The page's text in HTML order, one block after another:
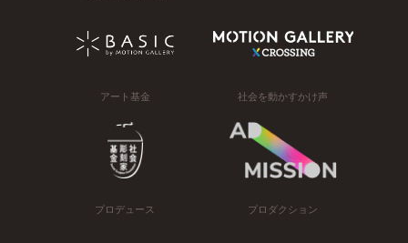
アート基金 社会を動かすかけ声
プロデュース プロダクション